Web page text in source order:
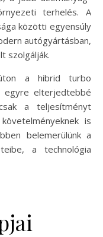
terhelés. A
közötti egyensúly
autógyártásban,
szolgálják.
a hibrid turbo
egyre elterjedtebbé
a teljesítményt
is
belemerülünk a
a technológia